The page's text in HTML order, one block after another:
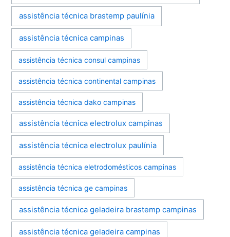
assistência técnica brastemp paulínia
assistência técnica campinas
assistência técnica consul campinas
assistência técnica continental campinas
assistência técnica dako campinas
assistência técnica electrolux campinas
assistência técnica electrolux paulínia
assistência técnica eletrodomésticos campinas
assistência técnica ge campinas
assistência técnica geladeira brastemp campinas
assistência técnica geladeira campinas